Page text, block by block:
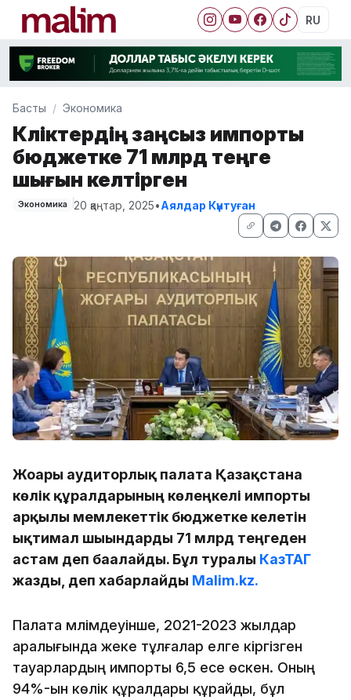
RU
Басты Экономика
Көліктердің заңсыз импорты
бюджетке 71 млрд теңге
шығын келтірген
Экономика 20 қаңтар, 2025•Аялдар Күнтуған
Жоғары аудиторлық палата Қазақстанға
көлік құралдарының көлеңкелі импорты
арқылы мемлекеттік бюджетке келетін
ықтимал шығындарды 71 млрд теңгеден
астам деп бағалайды. Бұл туралы КазТАГ
жазды, деп хабарлайды Malim.kz.
Палата мәлімдеуінше, 2021-2023 жылдар
аралығында жеке тұлғалар елге кіргізген
тауарлардың импорты 6,5 есе өскен. Оның
94%-ын көлік құралдары құрайды, бұл